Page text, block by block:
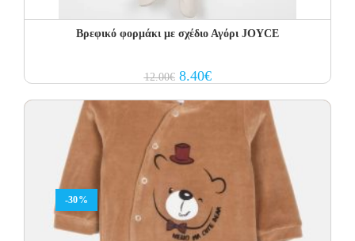
Βρεφικό φορμάκι με σχέδιο Αγόρι JOYCE
12.00€ Original
price
12.00€.
8.40€Current
price
-30%